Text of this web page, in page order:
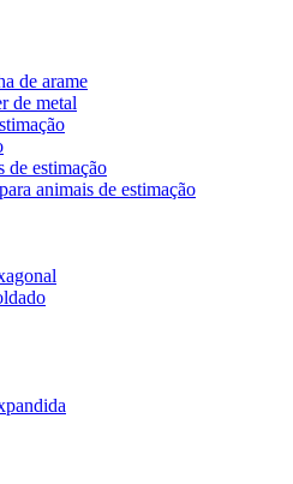
de arame
de metal
de estimação
animais de estimação